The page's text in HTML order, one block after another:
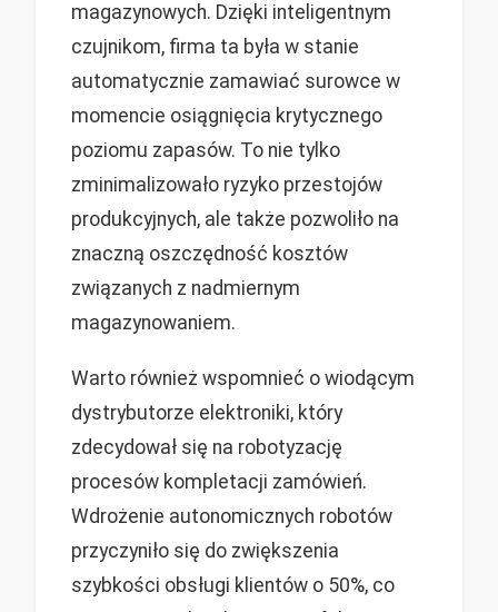
magazynowych. Dzięki inteligentnym
czujnikom, firma ta była w stanie
automatycznie zamawiać surowce w
momencie osiągnięcia krytycznego
poziomu zapasów. To nie tylko
zminimalizowało ryzyko przestojów
produkcyjnych, ale także pozwoliło na
znaczną oszczędność kosztów
związanych z nadmiernym
magazynowaniem.
Warto również wspomnieć o wiodącym
dystrybutorze elektroniki, który
zdecydował się na robotyzację
procesów kompletacji zamówień.
Wdrożenie autonomicznych robotów
przyczyniło się do zwiększenia
szybkości obsługi klientów o 50%, co